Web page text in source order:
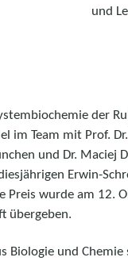
und
der
im Team mit Prof.
und Dr. Maciej
Erwin-
Preis wurde am 12.
übergeben.
Biologie und Chemie